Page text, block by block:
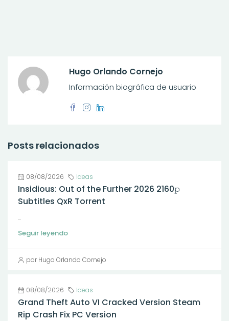
Hugo Orlando Cornejo
Información biográfica de usuario
Posts relacionados
08/08/2026 Ideas
Insidious: Out of the Further 2026 2160𝚙
Subtitles QxR Torrent
...
Seguir leyendo
por Hugo Orlando Cornejo
08/08/2026 Ideas
Grand Theft Auto VI Cracked Version Steam
Rip Crash Fix PC Version